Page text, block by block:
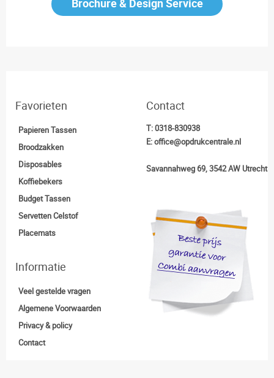
Favorieten
Papieren Tassen
Broodzakken
Disposables
Koffiebekers
Budget Tassen
Servetten Celstof
Placemats
Contact
T:0318-830938
E:office@opdrukcentrale.nl
Savannahweg 69, 3542 AW Utrecht
Informatie
Veel gestelde vragen
Algemene Voorwaarden
Privacy & policy
Contact